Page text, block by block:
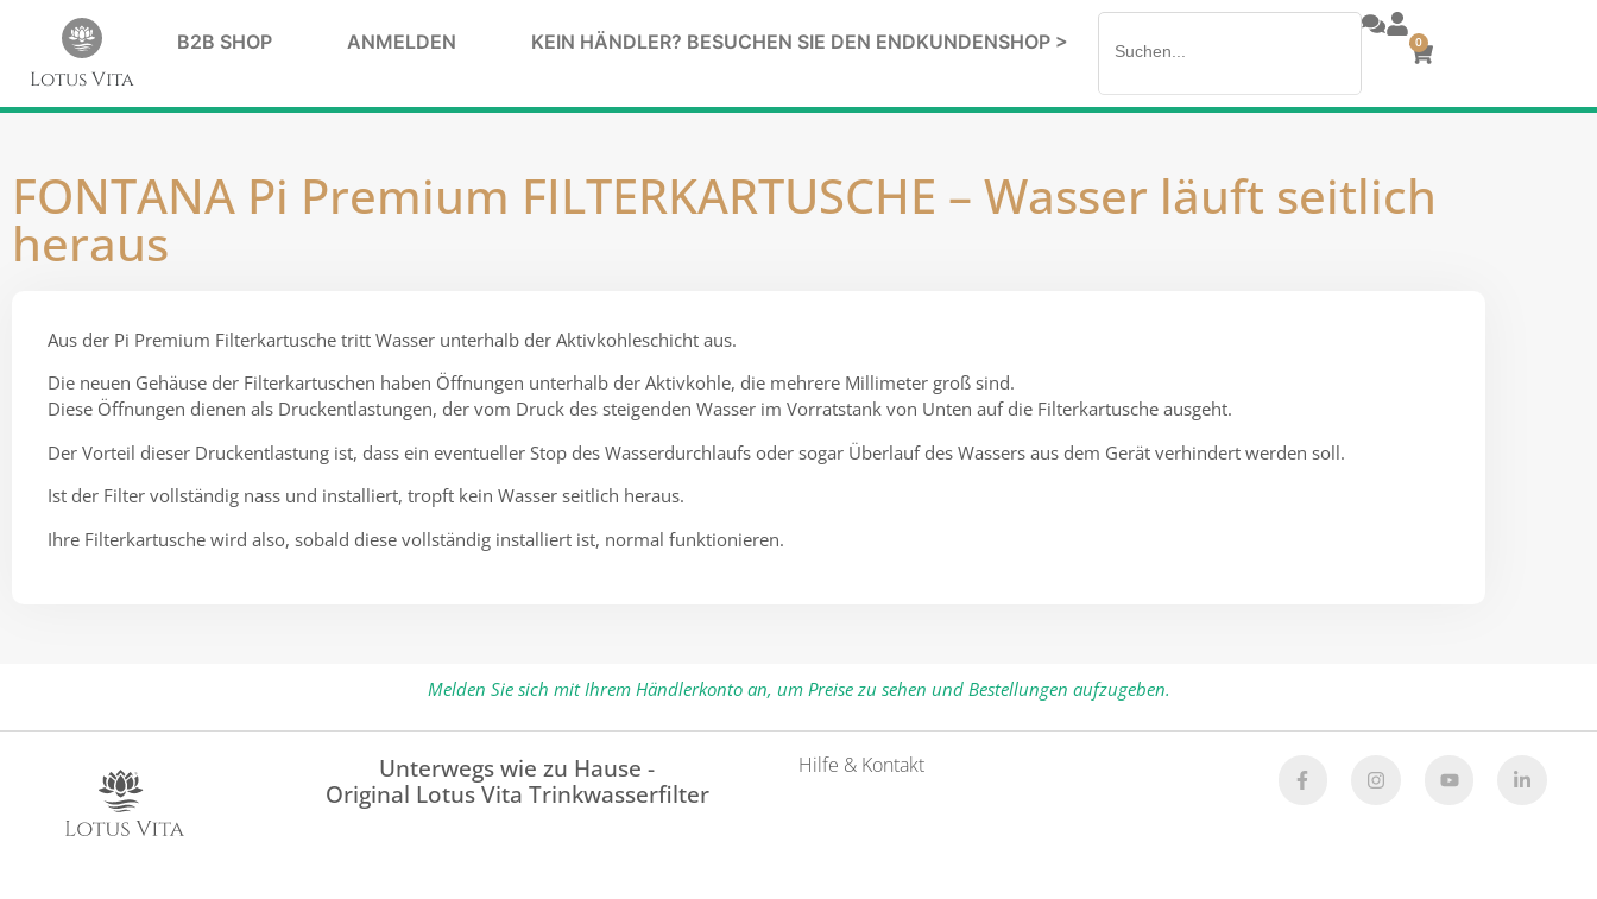
Lotus Vita
B2B SHOP ANMELDEN KEIN HÄNDLER? BESUCHEN SIE DEN ENDKUNDENSHOP >
for:
0
FONTANA Pi Premium FILTERKARTUSCHE – Wasser läuft seitlich
heraus
Aus der Pi Premium Filterkartusche tritt Wasser unterhalb der Aktivkohleschicht aus.
Die neuen Gehäuse der Filterkartuschen haben Öffnungen unterhalb der Aktivkohle, die mehrere Millimeter groß sind.
Diese Öffnungen dienen als Druckentlastungen, der vom Druck des steigenden Wasser im Vorratstank von Unten auf die Filterkartusche ausgeht.
Der Vorteil dieser Druckentlastung ist, dass ein eventueller Stop des Wasserdurchlaufs oder sogar Überlauf des Wassers aus dem Gerät verhindert werden soll.
Ist der Filter vollständig nass und installiert, tropft kein Wasser seitlich heraus.
Ihre Filterkartusche wird also, sobald diese vollständig installiert ist, normal funktionieren.
Melden Sie sich mit Ihrem Händlerkonto an, um Preise zu sehen und Bestellungen aufzugeben.
Unterwegs wie zu Hause -
Original Lotus Vita Trinkwasserfilter
Hilfe & Kontakt